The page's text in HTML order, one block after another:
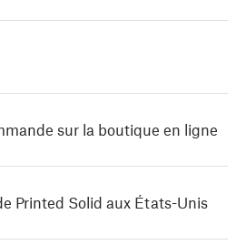
sur la boutique en ligne
Printed Solid aux États-Unis